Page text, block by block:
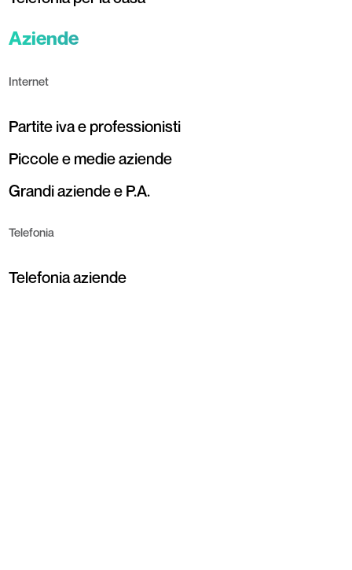
Aziende
Internet
Partite iva e professionisti
Piccole e medie aziende
Grandi aziende e P.A.
Telefonia
Telefonia aziende